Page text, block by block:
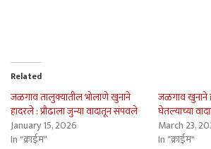
Related
जळगाव तालुक्यातील भोलाणे खुनाने
हादरले : प्रौढाला जुन्या वादातून संपवले
January 15, 2026
In "क्राईम"
जळगाव खुनाने
घेतल्याच्या
March 23,
In "क्राईम"